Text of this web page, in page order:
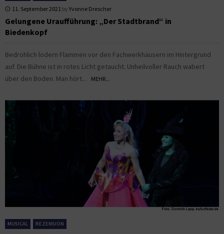
11. September 2021 by Yvonne Drescher
Gelungene Uraufführung: „Der Stadtbrand“ in
Biedenkopf
Bedrohlich lodern Flammen vor den Fachwerkhäusern im Hintergrund
auf. Die Bühne ist in rotes Licht getaucht. Unheilvoller Rauch wabert
über den Boden. Man hört...
MEHR...
MUSICAL REZENSION